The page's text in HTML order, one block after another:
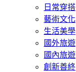
日常穿搭
藝術文化
生活美學
國外旅遊
國內旅遊
創新善終